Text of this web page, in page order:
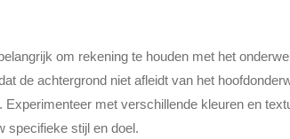
om rekening te houden met het
de achtergrond niet afleidt van het
met verschillende kleuren en
specifieke stijl en doel.